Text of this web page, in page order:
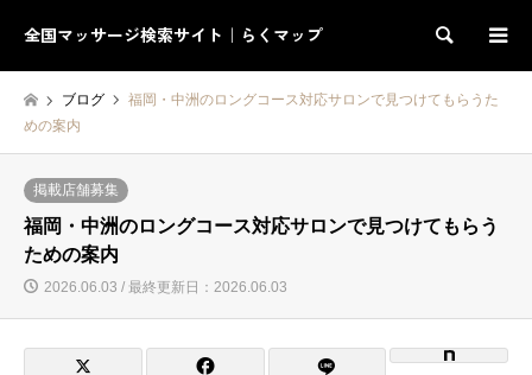
全国マッサージ検索サイト｜らくマップ 検索
ブログ
福岡・中洲のロングコース対応サロンで見つけてもらうた
めの案内
掲載店舗募集
福岡・中洲のロングコース対応サロンで見つけてもらう
ための案内
2026.06.03 / 最終更新日：2026.06.03